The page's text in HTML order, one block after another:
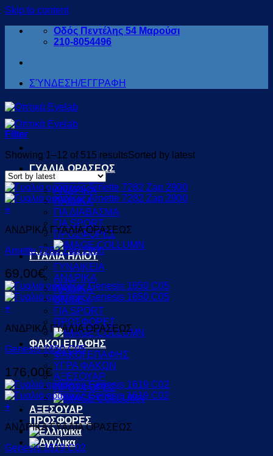
Skip to content
Οδός Πεντέλης 54 Μαρούσι
210-8054496
ΣΎΝΔΕΣΗ/ΕΓΓΡΑΦΗ
ΓΥΑΛΙΑ ΟΡΑΣΕΩΣ
ΓΥΝΑΙΚΕΙΑ
ΑΝΔΡΙΚΑ
ΠΑΙΔΙΚΑ
ΓΙΑ ΔΙΑΒΑΣΜΑ
ΓΙΑ SPORT
ΠΡΟΣΦΟΡΕΣ
ΓΥΑΛΙΑ ΗΛΙΟΥ
ΓΥΝΑΙΚΕΙΑ
ΑΝΔΡΙΚΑ
ΠΑΙΔΙΚΑ
UNISEX
ΓΙΑ SPORT
ΠΡΟΣΦΟΡΕΣ
ΦΑΚΟΙ ΕΠΑΦΗΣ
ΦΑΚΟΙ ΕΠΑΦΗΣ
ΥΓΡΑ ΦΑΚΩΝ
ΑΞΕΣΟΥΑΡ
ΠΡΟΣΦΟΡΕΣ
ΑΞΕΣΟΥΑΡ
ΠΡΟΣΦΟΡΕΣ
Filter
Showing 1–12 of 515 resultsSorted by latest
+
ΑΝΔΡΙΚΑ ΓΥΑΛΙΑ ΟΡΑΣΕΩΣ
Arnette 7282 Zap 2900
69,00€
+
ΑΝΔΡΙΚΑ ΓΥΑΛΙΑ ΟΡΑΣΕΩΣ
Genesis 1650 C05
176,00€
+
ΑΝΔΡΙΚΑ ΓΥΑΛΙΑ ΟΡΑΣΕΩΣ
Genesis 1619 C02